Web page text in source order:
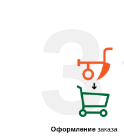
3
Оформление заказа